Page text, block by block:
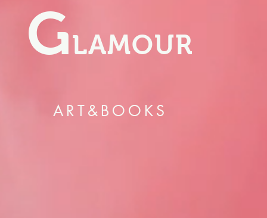
GLAMOUR
ART&BOOKS